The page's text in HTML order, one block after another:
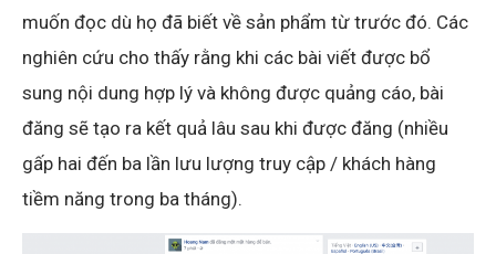
muốn đọc dù họ đã biết về sản phẩm từ trước đó. Các
nghiên cứu cho thấy rằng khi các bài viết được bổ
sung nội dung hợp lý và không được quảng cáo, bài
đăng sẽ tạo ra kết quả lâu sau khi được đăng (nhiều
gấp hai đến ba lần lưu lượng truy cập / khách hàng
tiềm năng trong ba tháng).